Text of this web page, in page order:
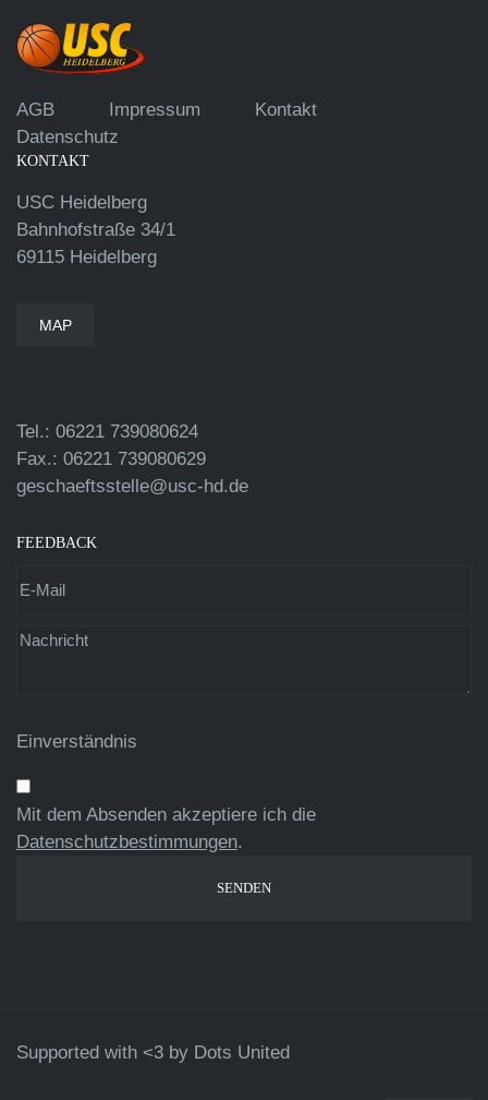
AGB Impressum
Kontakt
Datenschutz
KONTAKT
USC Heidelberg
Bahnhofstraße 34/1
69115 Heidelberg
MAP
Tel.: 06221 739080624
Fax.: 06221 739080629
geschaeftsstelle@usc-hd.de
FEEDBACK
Einverständnis
Mit dem Absenden akzeptiere ich die
Datenschutzbestimmungen.
Supported with <3 by Dots United